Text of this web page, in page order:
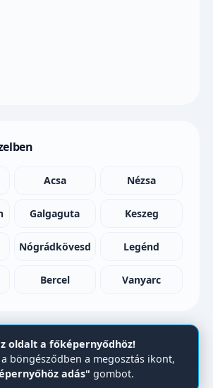
Acsa Nézsa
Galgaguta Keszeg
Nógrádkövesd Legénd
Bercel Vanyarc
oldalt a főképernyődhöz!
böngésződben a megosztás ikont,
adás" gombot.